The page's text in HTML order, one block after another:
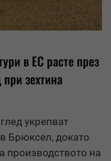
в ЕС расте през
зехтина
укрепват
Брюксел, докато
производството на